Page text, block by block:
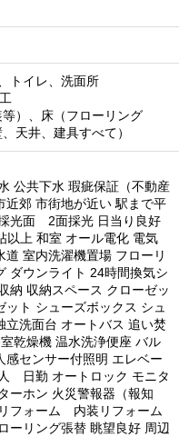
トイレ、洗面所
）、床（フローリング
天井、建具すべて）
公共下水 瑕疵保証（不動産
郊 市街地が近い 駅まで平
光面 2面採光 日当り良好
上 和室 オール電化 電気
室内洗濯機置場 フローリ
ダウンライト 24時間換気シ
納 収納スペース クローゼッ
ット シューズボックス シュ
立洗面台 オートバス 追い焚
乾燥機 温水洗浄便座 バル
センサー付照明 エレベー
日勤 オートロック モニタ
ーホン 火災警報器（報知
フォーム 内装リフォーム
ーリング張替 眺望良好 周辺